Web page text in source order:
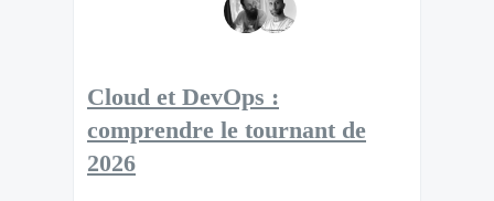
Cloud et DevOps :
comprendre le tournant de
2026